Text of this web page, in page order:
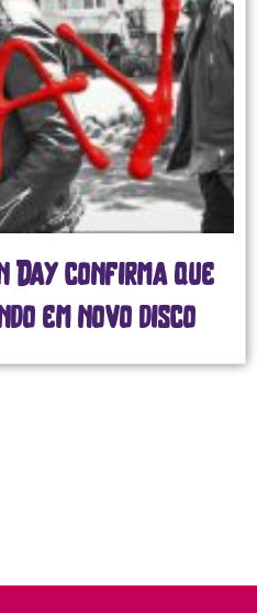
Day confirma que
em novo disco